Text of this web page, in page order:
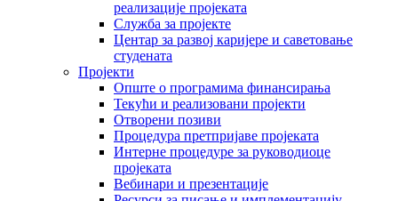
реализације пројеката
Служба за пројекте
Центар за развој каријере и саветовање
студената
Пројекти
Опште о програмима финансирања
Текући и реализовани пројекти
Отворени позиви
Процедура претпријаве пројеката
Интерне процедуре за руководиоце
пројеката
Вебинари и презентације